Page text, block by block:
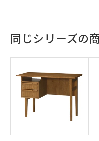
同じシリーズの